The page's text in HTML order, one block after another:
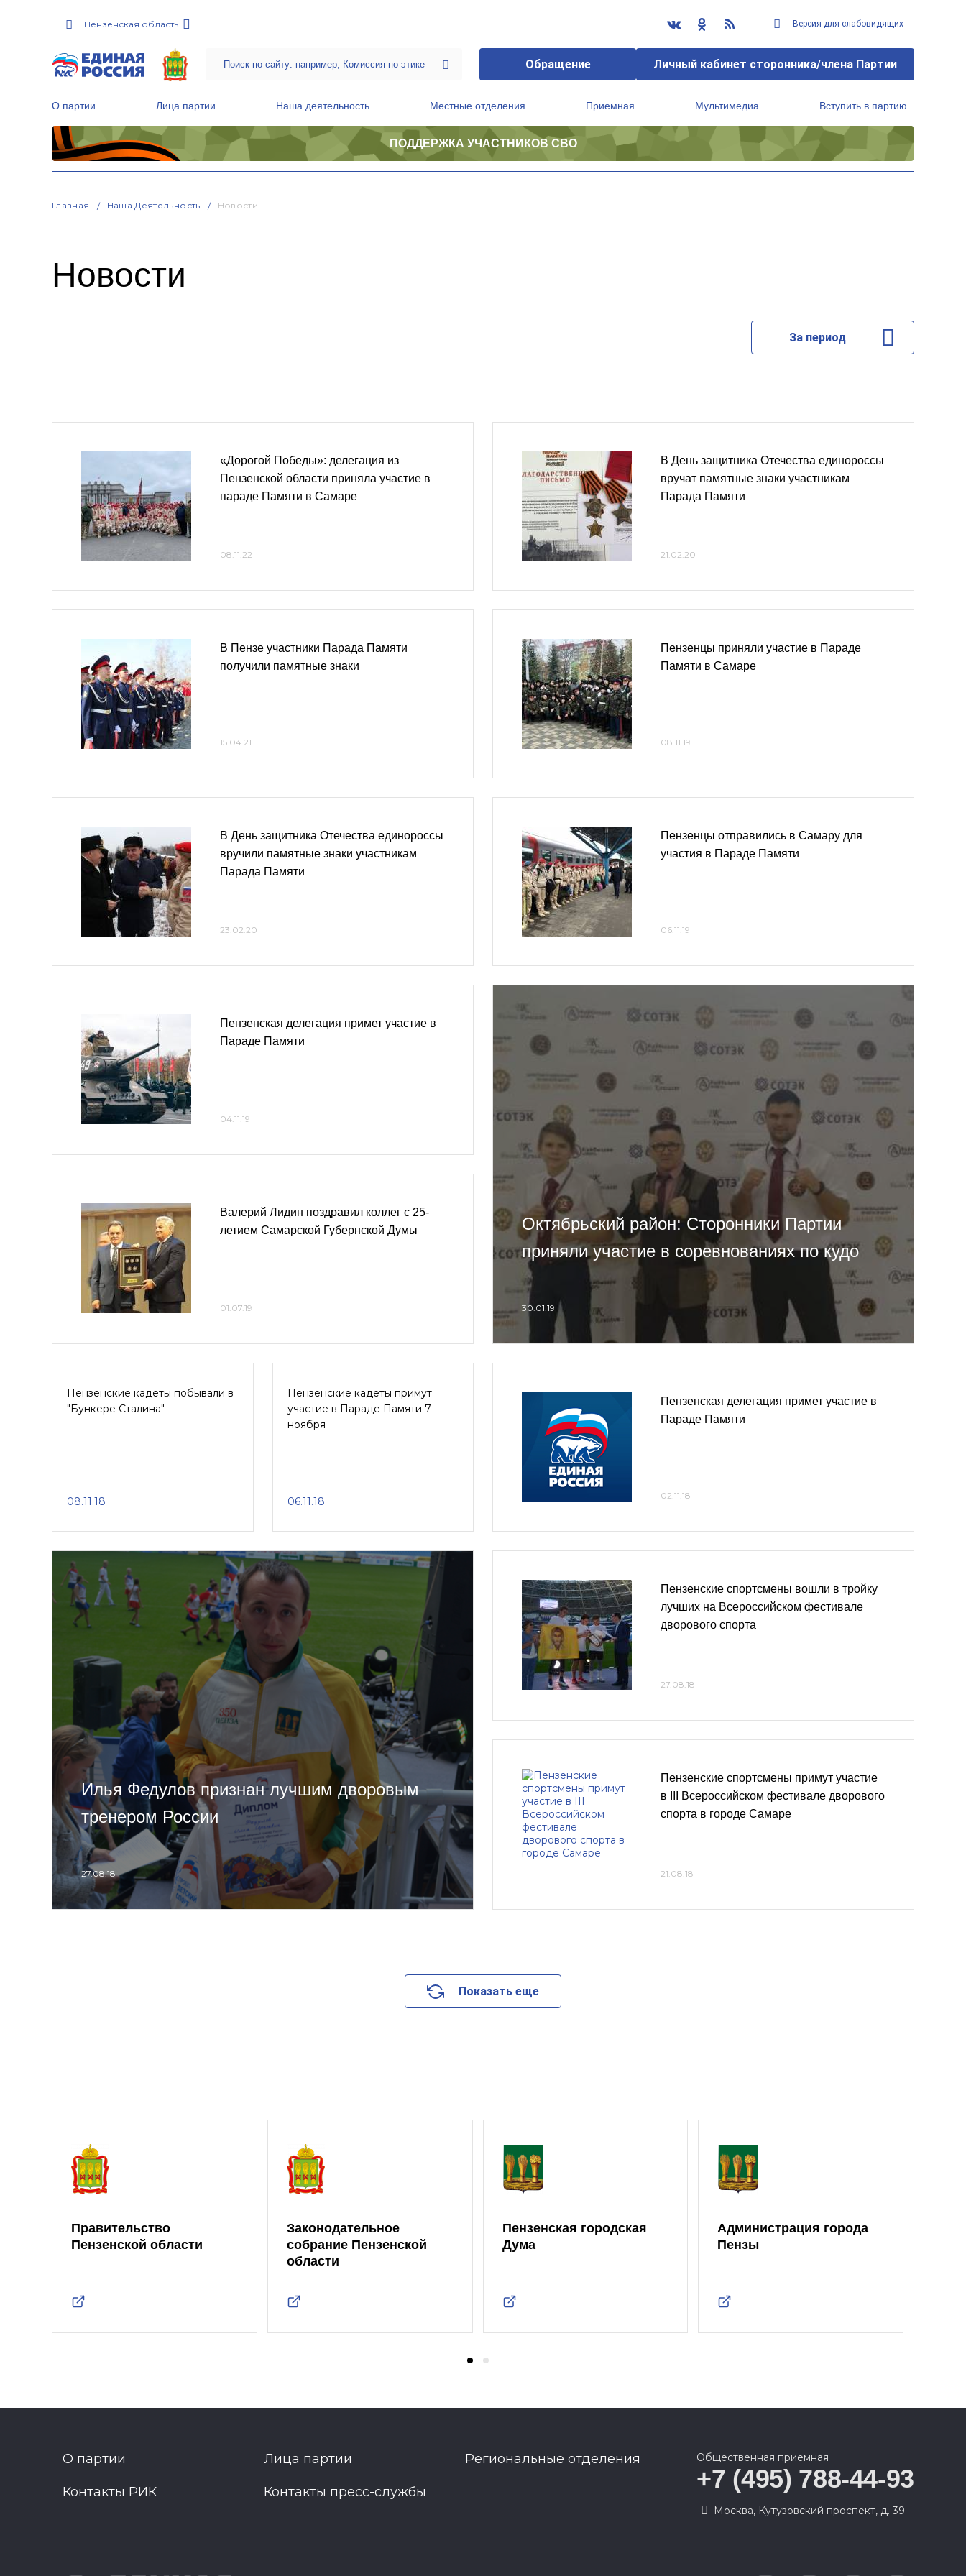
Пензенская область Версия для слабовидящих
Обращение Личный кабинет сторонника/члена Партии
О партии Лица партии Наша деятельность Местные отделения Приемная Мультимедиа Вступить в партию
ПОДДЕРЖКА УЧАСТНИКОВ СВО
Главная Наша Деятельность Новости
Новости
За период
«Дорогой Победы»: делегация из
Пензенской области приняла участие в
параде Памяти в Самаре
08.11.22
В Пензе участники Парада Памяти
получили памятные знаки
15.04.21
В День защитника Отечества единороссы
вручили памятные знаки участникам
Парада Памяти
23.02.20
В День защитника Отечества единороссы
вручат памятные знаки участникам
Парада Памяти
21.02.20
Пензенцы приняли участие в Параде
Памяти в Самаре
08.11.19
Пензенцы отправились в Самару для
участия в Параде Памяти
06.11.19
Пензенская делегация примет участие в
Параде Памяти
04.11.19
Валерий Лидин поздравил коллег с 25-
летием Самарской Губернской Думы
01.07.19
Октябрьский район: Сторонники Партии
приняли участие в соревнованиях по кудо
30.01.19
Пензенские кадеты побывали в
"Бункере Сталина"
08.11.18
Пензенские кадеты примут
участие в Параде Памяти 7
ноября
06.11.18
Пензенская делегация примет участие в
Параде Памяти
02.11.18
Илья Федулов признан лучшим дворовым
тренером России
27.08.18
Пензенские спортсмены вошли в тройку
лучших на Всероссийском фестивале
дворового спорта
27.08.18
Пензенские спортсмены примут участие
в III Всероссийском фестивале дворового
спорта в городе Самаре
21.08.18
Показать еще
Правительство
Пензенской области
Законодательное
собрание Пензенской
области
Пензенская городская
Дума
Администрация города
Пензы
О партии Лица партии Региональные отделения
Контакты РИК Контакты пресс-службы
Общественная приемная
+7 (495) 788-44-93
Москва, Кутузовский проспект, д. 39